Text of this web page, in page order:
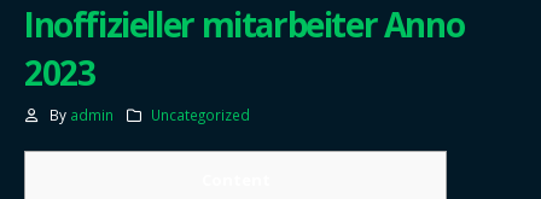
Inoffizieller mitarbeiter Anno
2023
By admin Uncategorized